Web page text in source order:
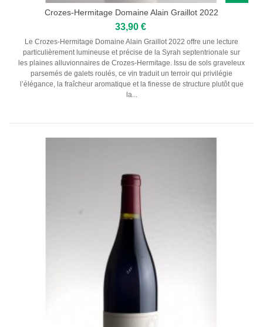
Crozes-Hermitage Domaine Alain Graillot 2022
33,90 €
Le Crozes-Hermitage Domaine Alain Graillot 2022 offre une lecture
particulièrement lumineuse et précise de la Syrah septentrionale sur
les plaines alluvionnaires de Crozes-Hermitage. Issu de sols graveleux
parsemés de galets roulés, ce vin traduit un terroir qui privilégie
l’élégance, la fraîcheur aromatique et la finesse de structure plutôt que
la...